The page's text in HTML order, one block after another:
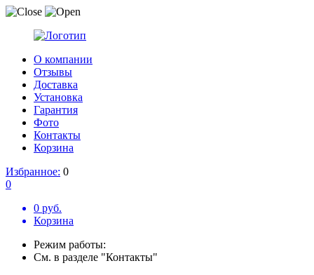
О компании
Отзывы
Доставка
Установка
Гарантия
Фото
Контакты
Корзина
Избранное: 0
0
0 руб.
Корзина
Режим работы:
См. в разделе "Контакты"